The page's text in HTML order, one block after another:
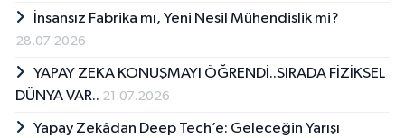
İnsansız Fabrika mı, Yeni Nesil Mühendislik mi?
28.07.2026
YAPAY ZEKA KONUŞMAYI ÖĞRENDİ..SIRADA FİZİKSEL
DÜNYA VAR.. 21.07.2026
Yapay Zekâdan Deep Tech’e: Geleceğin Yarışı